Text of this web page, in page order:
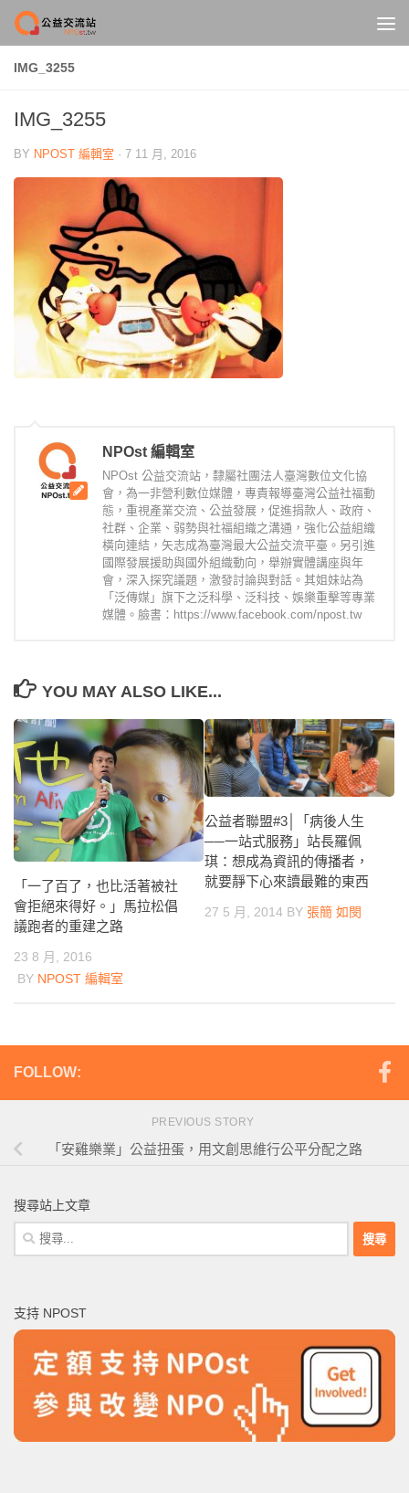
Skip to content
IMG_3255
IMG_3255
BY NPOST 編輯室 · 7 11 月, 2016
NPOst 編輯室
NPOst 公益交流站，隸屬社團法人臺灣數位文化協
會，為一非營利數位媒體，專責報導臺灣公益社福動
態，重視產業交流、公益發展，促進捐款人、政府、
社群、企業、弱勢與社福組織之溝通，強化公益組織
橫向連結，矢志成為臺灣最大公益交流平臺。另引進
國際發展援助與國外組織動向，舉辦實體講座與年
會，深入探究議題，激發討論與對話。其姐妹站為
「泛傳媒」旗下之泛科學、泛科技、娛樂重擊等專業
媒體。臉書：https://www.facebook.com/npost.tw
YOU MAY ALSO LIKE...
「一了百了，也比活著被社
會拒絕來得好。」馬拉松倡
議跑者的重建之路
23 8 月, 2016
BY NPOST 編輯室
公益者聯盟#3│「病後人生
──一站式服務」站長羅佩
琪：想成為資訊的傳播者，
就要靜下心來讀最難的東西
27 5 月, 2014 BY 張簡 如閔
FOLLOW:
PREVIOUS STORY
「安雞樂業」公益扭蛋，用文創思維行公平分配之路
搜尋站上文章
搜
尋
字:
支持 NPOST